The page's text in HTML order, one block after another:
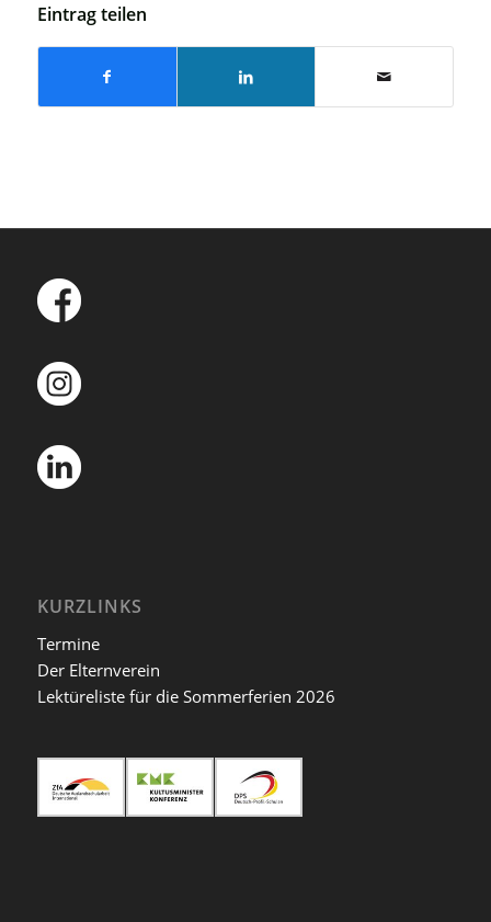
Eintrag teilen
KURZLINKS
Termine
Der Elternverein
Lektüreliste für die Sommerferien 2026